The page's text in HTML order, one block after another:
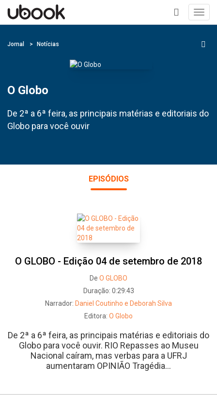
+
Jornal Notícias
O Globo
De 2ª a 6ª feira, as principais matérias e editoriais do
Globo para você ouvir
EPISÓDIOS
O GLOBO - Edição 04 de setembro de 2018
De O GLOBO
Duração: 0:29:43
Narrador: Daniel Coutinho e Deborah Silva
Editora: O Globo
De 2ª a 6ª feira, as principais matérias e editoriais do
Globo para você ouvir. RIO Repasses ao Museu
Nacional caíram, mas verbas para a UFRJ
aumentaram OPINIÃO Tragédia...